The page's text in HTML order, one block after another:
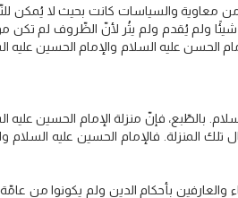
معاوية والسياسات كانت بحيث لا
ولم يُقدم ولم يثُر لأنّ الظّروف لم تكن
عليه السلام والإمام الحسين عليه
بالطّبع، فإنّ منزلة الإمام الحسين
المنزلة. فالإمام الحسين عليه السلام
والعارفين بأحكام الدين ولم يكونوا من